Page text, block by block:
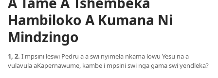
Hambiloko A Kumana Ni
Mindzingo
1, 2. I mpsini leswi Pedru a a swi nyimela nkama lowu Yesu na a
vulavula aKapernawume, kambe i mpsini swi nga gama swi yendleka?